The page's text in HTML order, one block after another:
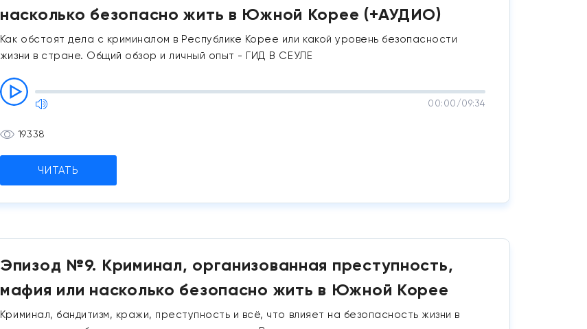
насколько безопасно жить в Южной Корее (+АУДИО)
Как обстоят дела с криминалом в Республике Корее или какой уровень безопасности
жизни в стране. Общий обзор и личный опыт - ГИД В СЕУЛЕ
00:00 /09:34
19338
ЧИТАТЬ
Эпизод №9. Криминал, организованная преступность,
мафия или насколько безопасно жить в Южной Корее
Криминал, бандитизм, кражи, преступность и всё, что влияет на безопасность жизни в